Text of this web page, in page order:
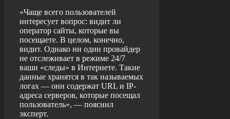
«Чаще всего пользователей
интересует вопрос: видит ли
оператор сайты, которые вы
посещаете. В целом, конечно,
видит. Однако ни один провайдер
не отслеживает в режиме 24/7
ваши «следы» в Интернете. Такие
данные хранятся в так называемых
логах — они содержат URL и IP-
адреса серверов, которые посещал
пользователь», — пояснил
эксперт.